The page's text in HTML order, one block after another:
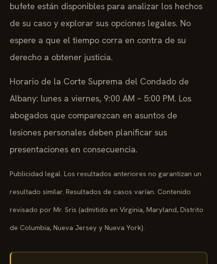
bufete están disponibles para analizar los hechos
de su caso y explorar sus opciones legales. No
espere a que el tiempo corra en contra de su
derecho a obtener justicia.
Horario de la Corte Suprema del Condado de
Albany: lunes a viernes, 9:00 AM – 5:00 PM. Los
abogados que comparezcan en asuntos de
lesiones personales deben planificar sus
presentaciones en consecuencia.
Publicidad legal. Los resultados anteriores no garantizan un
resultado similar. Resultados de casos varían. Contenido
revisado por Mr. Sris (admitido en Virginia, Maryland, Distrito
de Columbia, Nueva Jersey y Nueva York).